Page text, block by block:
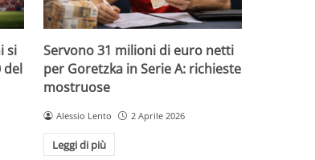
si
del
Servono 31 milioni di euro netti
per Goretzka in Serie A: richieste
mostruose
Alessio Lento 2 Aprile 2026
Leggi di più